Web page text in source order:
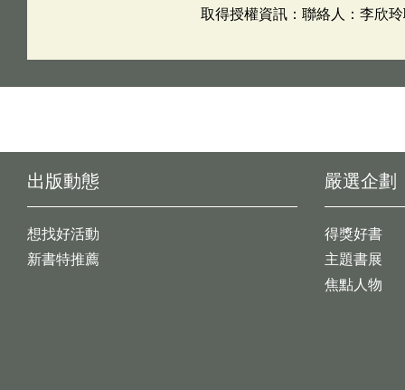
取得授權資訊：聯絡人：李欣
出版動態
想找好活動
新書特推薦
嚴選企劃
得獎好書
主題書展
焦點人物